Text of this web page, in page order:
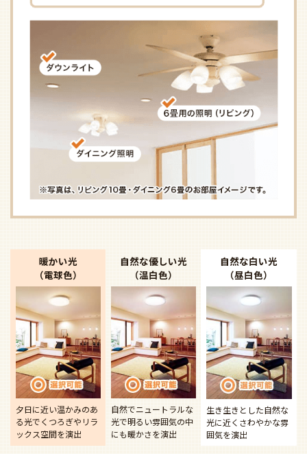
暖かい光
（電球色）
夕日に近い温かみのあ
る光でくつろぎやリラ
ックス空間を演出
自然な優しい光
（温白色）
自然でニュートラルな
光で明るい雰囲気の中
にも暖かさを演出
自然な白い光
（昼白色）
生き生きとした自然な
光に近く さわやかな雰
囲気を演出